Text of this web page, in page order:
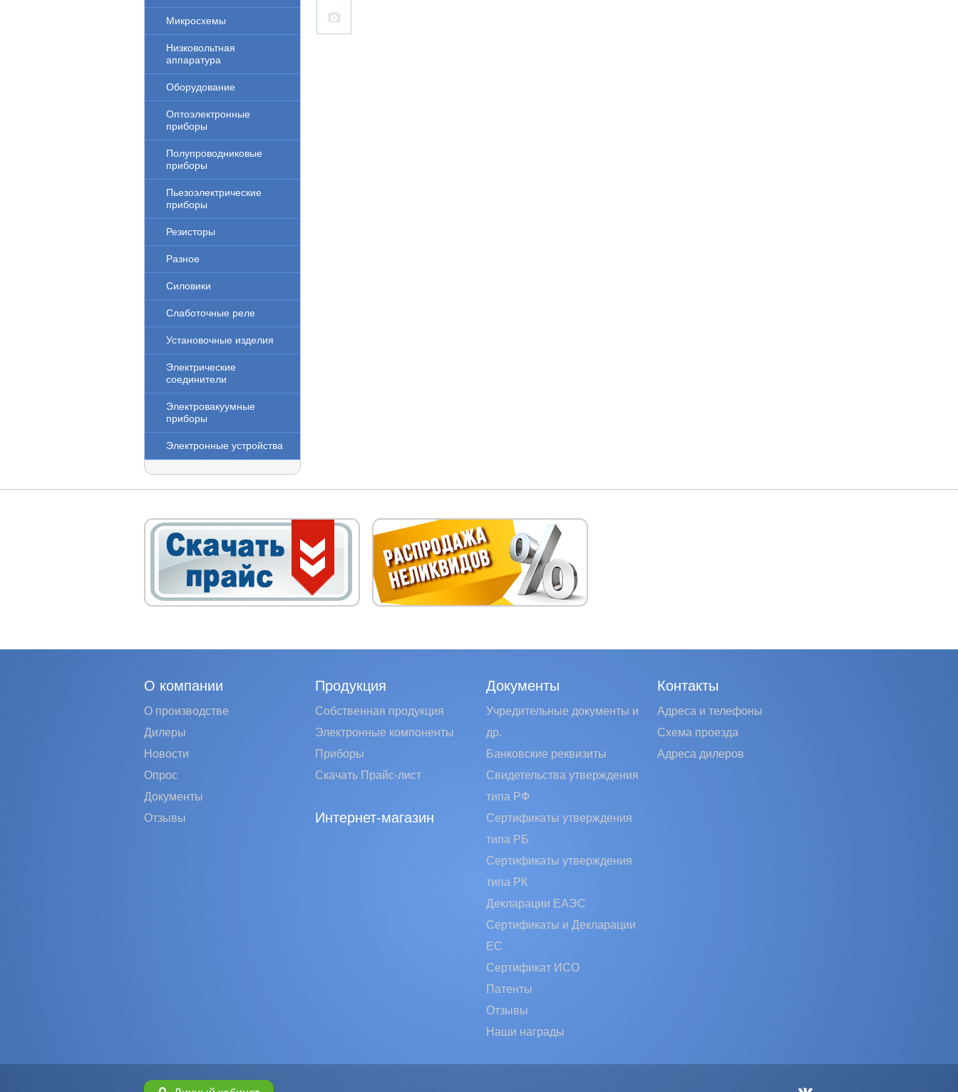
Микросхемы
Низковольтная
аппаратура
Оборудование
Оптоэлектронные
приборы
Полупроводниковые
приборы
Пьезоэлектрические
приборы
Резисторы
Разное
Силовики
Слаботочные реле
Установочные изделия
Электрические
соединители
Электровакуумные
приборы
Электронные устройства
О компании
О производстве
Дилеры
Новости
Опрос
Документы
Отзывы
Продукция
Собственная продукция
Электронные компоненты
Приборы
Скачать Прайс-лист
Интернет-магазин
Документы
Учредительные документы и
др.
Банковские реквизиты
Свидетельства утверждения
типа РФ
Сертификаты утверждения
типа РБ
Сертификаты утверждения
типа РК
Декларации ЕАЭС
Сертификаты и Декларации
EC
Сертификат ИСО
Патенты
Отзывы
Наши награды
Контакты
Адреса и телефоны
Схема проезда
Адреса дилеров